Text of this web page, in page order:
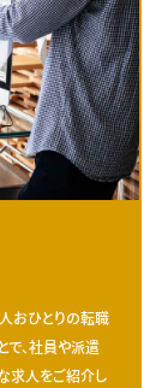
おひとりの転職
で、社員や派遣
求人をご紹介し